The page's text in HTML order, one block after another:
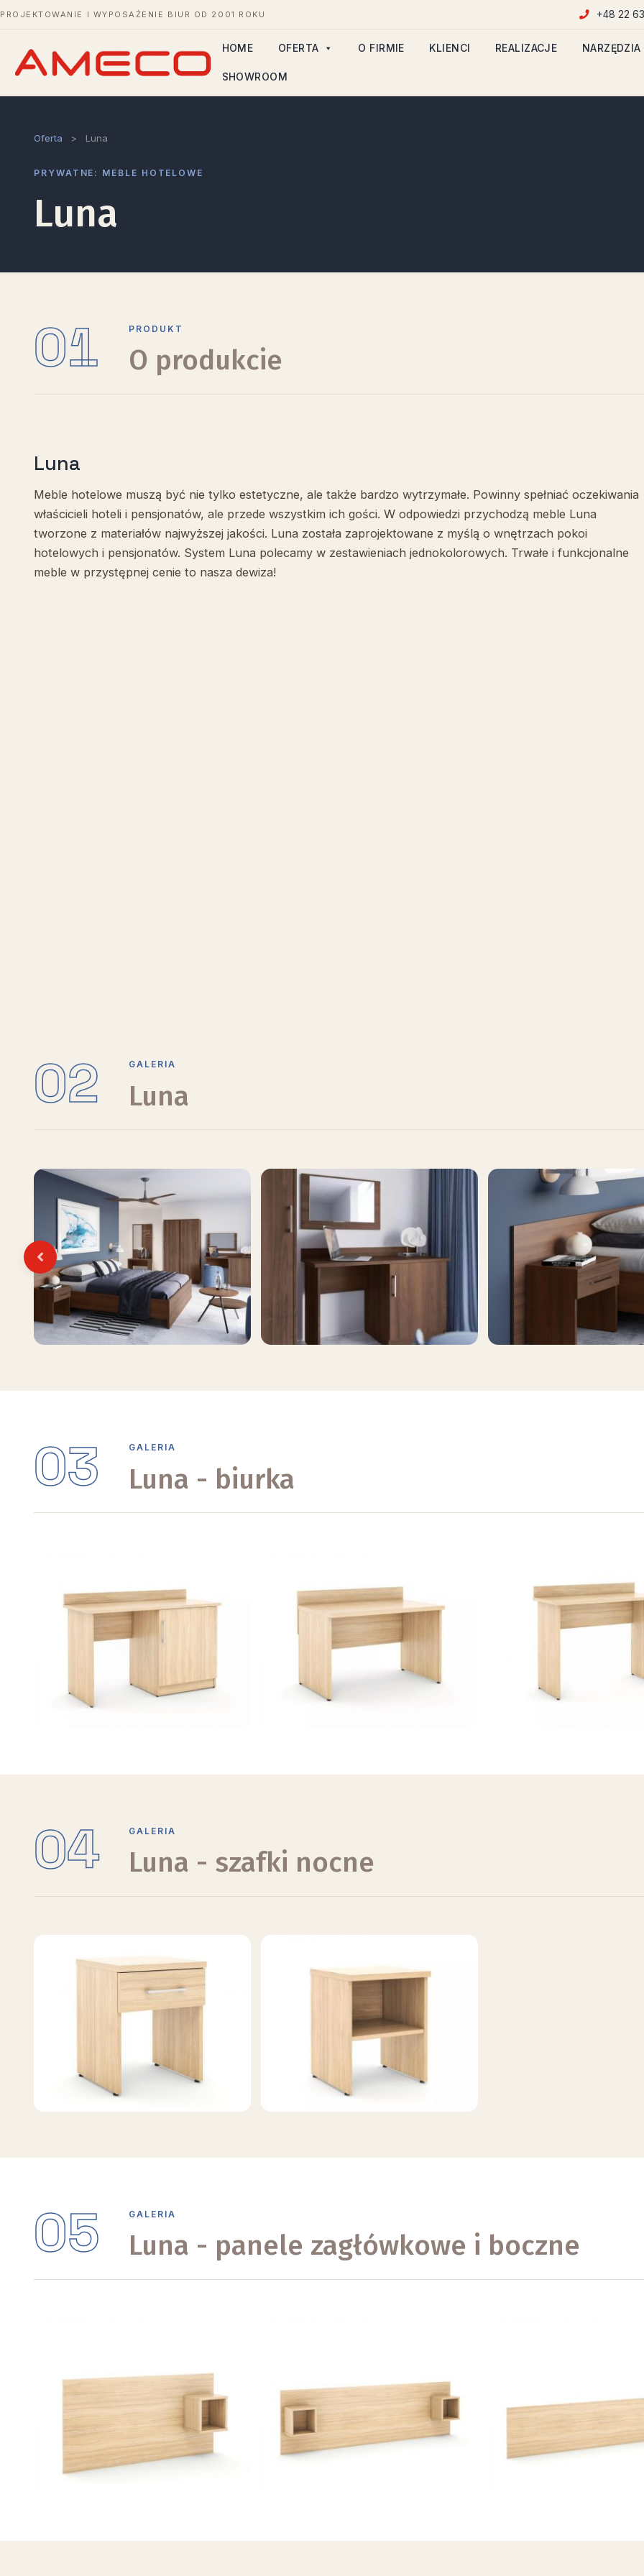
PROJEKTOWANIE I WYPOSAŻENIE BIUR OD 2001 ROKU +48 22
HOME OFERTA O FIRMIE KLIENCI REALIZACJE NARZĘDZIA
SHOWROOM
Oferta > Luna
PRYWATNE: MEBLE HOTELOWE
Luna
01 PRODUKT
O produkcie
Luna
Meble hotelowe muszą być nie tylko estetyczne, ale także bardzo wytrzymałe. Powinny spełniać oczekiwania
właścicieli hoteli i pensjonatów, ale przede wszystkim ich gości. W odpowiedzi przychodzą meble Luna
tworzone z materiałów najwyższej jakości. Luna została zaprojektowane z myślą o wnętrzach pokoi
hotelowych i pensjonatów. System Luna polecamy w zestawieniach jednokolorowych. Trwałe i funkcjonalne
meble w przystępnej cenie to nasza dewiza!
02 GALERIA
Luna
Previous
03 GALERIA
Luna - biurka
04 GALERIA
Luna - szafki nocne
05 GALERIA
Luna - panele zagłówkowe i boczne